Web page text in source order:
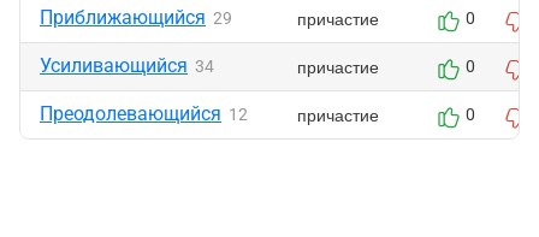
Приближающийся 29 причастие 0
Усиливающийся 34 причастие 0
Преодолевающийся 12 причастие 0